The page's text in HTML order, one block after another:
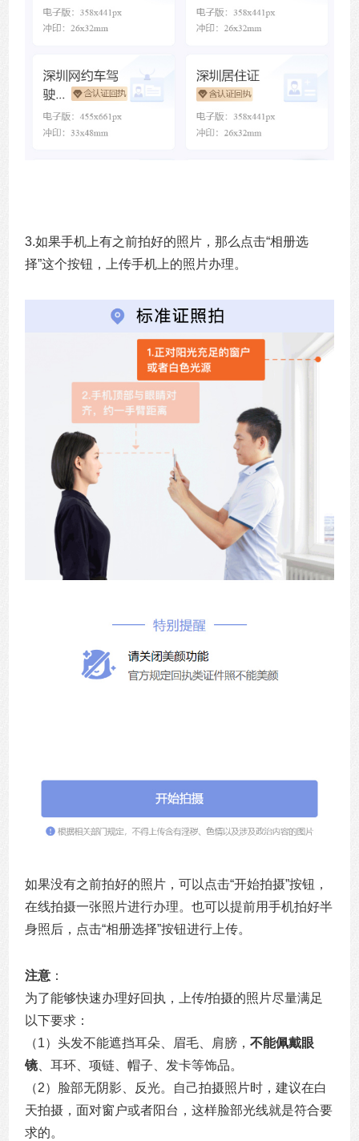
3.如果手机上有之前拍好的照片，那么点击“相册选
择”这个按钮，上传手机上的照片办理。
如果没有之前拍好的照片，可以点击“开始拍摄”按钮，
在线拍摄一张照片进行办理。也可以提前用手机拍好半
身照后，点击“相册选择”按钮进行上传。
注意 ：
为了能够快速办理好回执，上传/拍摄的照片尽量满足
以下要求：
（1）头发不能遮挡耳朵、眉毛、肩膀，不能佩戴眼
镜 、耳环、项链、帽子、发卡等饰品。
（2）脸部无阴影、反光。自己拍摄照片时，建议在白
天拍摄，面对窗户或者阳台，这样脸部光线就是符合要
求的。